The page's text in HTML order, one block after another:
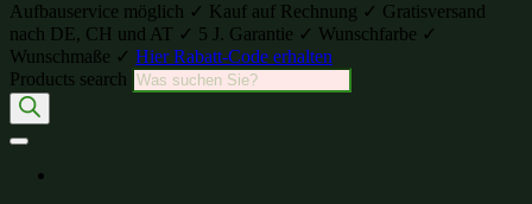
Aufbauservice möglich ✓ Kauf auf Rechnung ✓ Gratisversand
nach DE, CH und AT ✓ 5 J. Garantie ✓ Wunschfarbe ✓
Wunschmaße ✓ Hier Rabatt-Code erhalten
Products search